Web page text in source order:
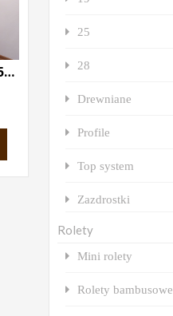
Zasłona welwetowa 140×250 Glam
25
28
Drewniane
Profile
Top system
Zazdrostki
Rolety
Mini rolety
Rolety bambusowe